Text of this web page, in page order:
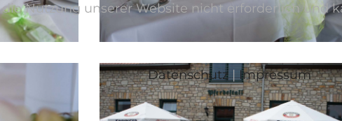
Nutzung unserer Website nicht erforderlich und
Datenschutz| Impressum